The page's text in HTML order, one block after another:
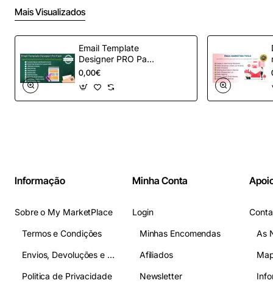
Mais Visualizados
Email Template
Designer PRO Pack
– Automação de e-
mail definitiva para
OpenCart
0,00€
Informação
Sobre o My MarketPlace
Termos e Condições
Envios, Devoluções e Pagamentos
Politica de Privacidade
Minha Conta
Login
Minhas Encomendas
Afiliados
Newsletter
As